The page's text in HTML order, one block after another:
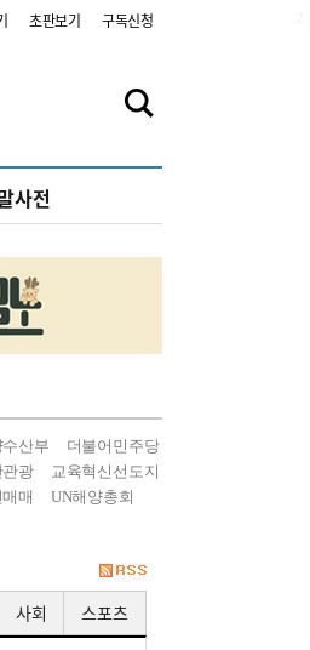
초판보기 구독신청
사전
산부
더불어민주당
관광
교육혁신선도지
매 UN해양총회
사회 스포츠